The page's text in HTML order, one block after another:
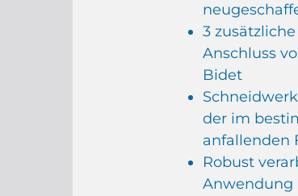
3
Anschluss
Bidet
der im
anfallenden
Robust
Anwendung